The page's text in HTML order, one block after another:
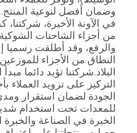
الجودة
اتصل
أخبار
اطلب
وضمان أفضل لنوعية المنتج.
في الآونة الأخيرة،
من أجزاء الشاحنات
والرفع، وقد أطلقت رسميا
النطاق من الأجزاء
البلاد.شركتنا تؤيد دائما
التركيز على تزويد العملاء
الجودة لضمان استقرار
للمعدات تحت استخدام
الخبرة في الصناعة والخبرة